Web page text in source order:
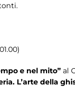
e nel mito” al
L’arte della